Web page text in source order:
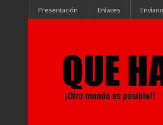
Presentación Enlaces